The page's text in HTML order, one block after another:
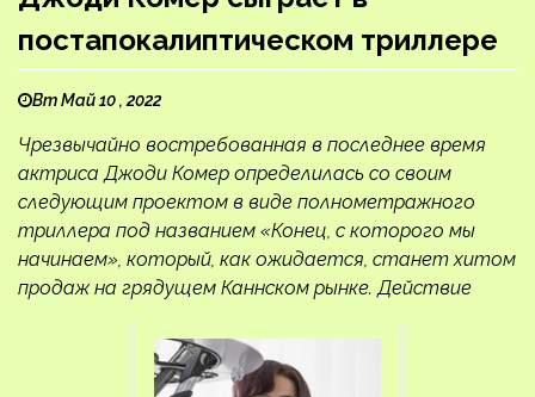
постапокалиптическом триллере
Вт Май 10 , 2022
Чрезвычайно востребованная в последнее время
актриса Джоди Комер определилась со своим
следующим проектом в виде полнометражного
триллера под названием «Конец, с которого мы
начинаем», который, как ожидается, станет хитом
продаж на грядущем Каннском рынке. Действие